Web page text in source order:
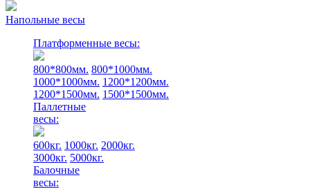
Напольные весы
Платформенные весы:
800*800мм. 800*1000мм.
1000*1000мм. 1200*1200мм.
1200*1500мм. 1500*1500мм.
Паллетные
весы:
600кг. 1000кг. 2000кг.
3000кг. 5000кг.
Балочные
весы: